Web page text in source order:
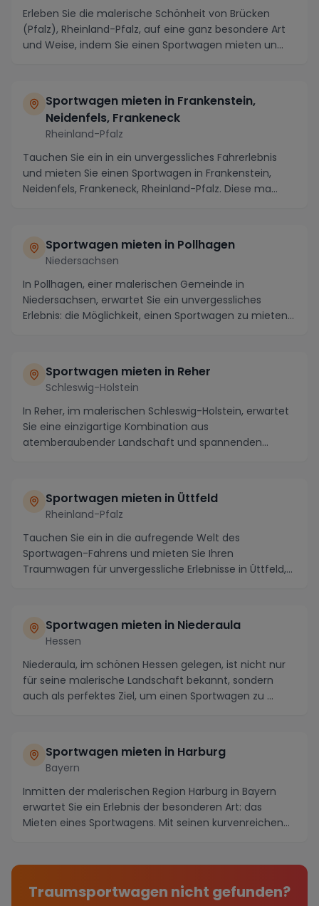
Erleben Sie die malerische Schönheit von Brücken
(Pfalz), Rheinland-Pfalz, auf eine ganz besondere Art
und Weise, indem Sie einen Sportwagen mieten un...
Sportwagen mieten in Frankenstein,
Neidenfels, Frankeneck
Rheinland-Pfalz
Tauchen Sie ein in ein unvergessliches Fahrerlebnis
und mieten Sie einen Sportwagen in Frankenstein,
Neidenfels, Frankeneck, Rheinland-Pfalz. Diese ma...
Sportwagen mieten in Pollhagen
Niedersachsen
In Pollhagen, einer malerischen Gemeinde in
Niedersachsen, erwartet Sie ein unvergessliches
Erlebnis: die Möglichkeit, einen Sportwagen zu mieten
Sportwagen mieten in Reher
Schleswig-Holstein
In Reher, im malerischen Schleswig-Holstein, erwartet
Sie eine einzigartige Kombination aus
atemberaubender Landschaft und spannenden
Sportwagen mieten in Üttfeld
Rheinland-Pfalz
Tauchen Sie ein in die aufregende Welt des
Sportwagen-Fahrens und mieten Sie Ihren
Traumwagen für unvergessliche Erlebnisse in Üttfeld,
Sportwagen mieten in Niederaula
Hessen
Niederaula, im schönen Hessen gelegen, ist nicht nur
für seine malerische Landschaft bekannt, sondern
auch als perfektes Ziel, um einen Sportwagen zu ...
Sportwagen mieten in Harburg
Bayern
Inmitten der malerischen Region Harburg in Bayern
erwartet Sie ein Erlebnis der besonderen Art: das
Mieten eines Sportwagens. Mit seinen kurvenreichen...
Traumsportwagen nicht gefunden?